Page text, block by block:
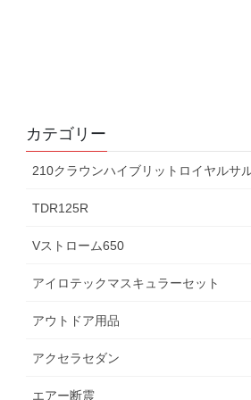
カテゴリー
210クラウンハイブリットロイヤルサ
TDR125R
Vストローム650
アイロテックマスキュラーセット
アウトドア用品
アクセラセダン
エアー断震